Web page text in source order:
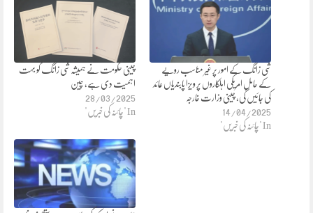
چینی حکومت نے ہمیشہ شی زانگ کو بہت
اہمیت دی ہے، چین
28/03/2025
In "چائنہ کی خبریں"
شی زانگ کے امور پر غیر مناسب رویے
کے حامل امریکی اہلکاروں پر ویزا پابندیاں عائد
کی جائیں گی، چینی وزارت خارجہ
14/04/2025
In "چائنہ کی خبریں"